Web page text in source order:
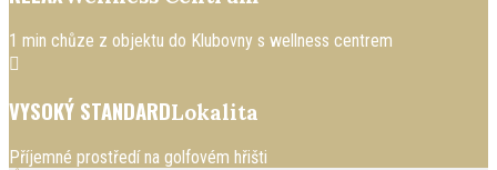
1 min chůze z objektu do Klubovny s wellness centrem
VYSOKÝ STANDARDLokalita
Příjemné prostředí na golfovém hřišti